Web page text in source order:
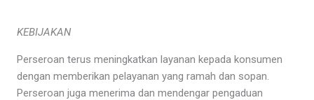
KEBIJAKAN
Perseroan terus meningkatkan layanan kepada konsumen
dengan memberikan pelayanan yang ramah dan sopan.
Perseroan juga menerima dan mendengar pengaduan